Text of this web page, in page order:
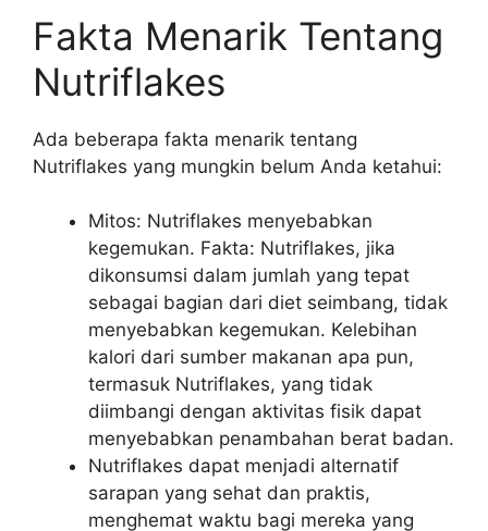
Fakta Menarik Tentang
Nutriflakes
Ada beberapa fakta menarik tentang
Nutriflakes yang mungkin belum Anda ketahui:
Mitos: Nutriflakes menyebabkan
kegemukan. Fakta: Nutriflakes, jika
dikonsumsi dalam jumlah yang tepat
sebagai bagian dari diet seimbang, tidak
menyebabkan kegemukan. Kelebihan
kalori dari sumber makanan apa pun,
termasuk Nutriflakes, yang tidak
diimbangi dengan aktivitas fisik dapat
menyebabkan penambahan berat badan.
Nutriflakes dapat menjadi alternatif
sarapan yang sehat dan praktis,
menghemat waktu bagi mereka yang